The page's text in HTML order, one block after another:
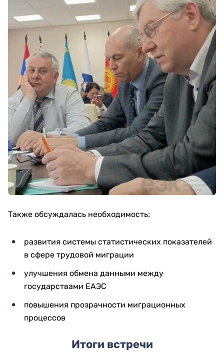
Также обсуждалась необходимость:
развития системы статистических показателей
в сфере трудовой миграции
улучшения обмена данными между
государствами ЕАЭС
повышения прозрачности миграционных
процессов
Итоги встречи